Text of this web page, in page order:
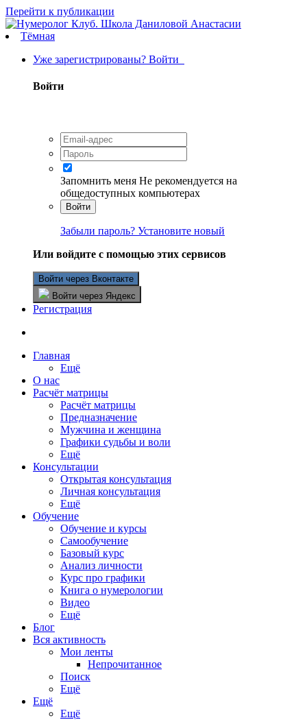
Перейти к публикации
Тёмная
Уже зарегистрированы? Войти
Войти
Запомнить меня Не рекомендуется на
общедоступных компьютерах
Войти
Забыли пароль? Установите новый
Или войдите с помощью этих сервисов
Войти через Вконтакте
Войти через Яндекс
Регистрация
Главная
Ещё
О нас
Расчёт матрицы
Расчёт матрицы
Предназначение
Мужчина и женщина
Графики судьбы и воли
Ещё
Консультации
Открытая консультация
Личная консультация
Ещё
Обучение
Обучение и курсы
Самообучение
Базовый курс
Анализ личности
Курс про графики
Книга о нумерологии
Видео
Ещё
Блог
Вся активность
Мои ленты
Непрочитанное
Поиск
Ещё
Ещё
Ещё